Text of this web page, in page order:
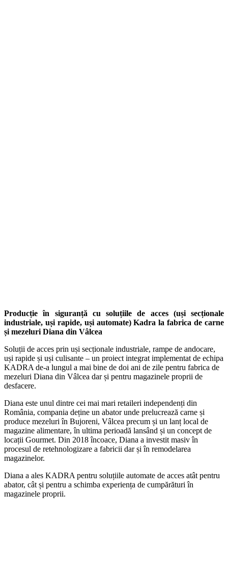
Producție în siguranță cu soluțiile de acces (uși secționale
industriale, uși rapide, uși automate) Kadra la fabrica de carne
și mezeluri Diana din Vâlcea
Soluții de acces prin uși secționale industriale, rampe de andocare,
uși rapide și uși culisante – un proiect integrat implementat de echipa
KADRA de-a lungul a mai bine de doi ani de zile pentru fabrica de
mezeluri Diana din Vâlcea dar și pentru magazinele proprii de
desfacere.
Diana este unul dintre cei mai mari retaileri independenți din
România, compania deține un abator unde prelucrează carne și
produce mezeluri în Bujoreni, Vâlcea precum și un lanț local de
magazine alimentare, în ultima perioadă lansând și un concept de
locații Gourmet. Din 2018 încoace, Diana a investit masiv în
procesul de retehnologizare a fabricii dar și în remodelarea
magazinelor.
Diana a ales KADRA pentru soluțiile automate de acces atât pentru
abator, cât și pentru a schimba experiența de cumpărături în
magazinele proprii.